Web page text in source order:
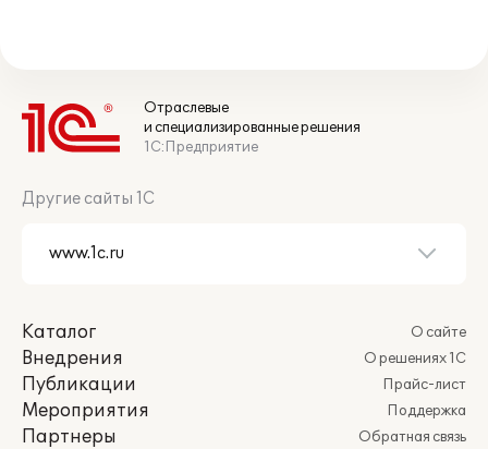
Отраслевые
и специализированные решения
1С:Предприятие
Другие сайты 1С
Каталог
Внедрения
Публикации
Мероприятия
Партнеры
О сайте
О решениях 1С
Прайс-лист
Поддержка
Обратная связь